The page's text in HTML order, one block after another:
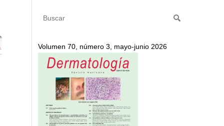
Volumen 70, número 3, mayo-junio 2026